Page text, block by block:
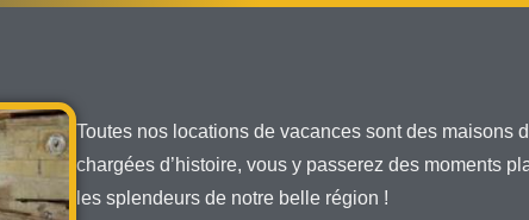
Toutes nos locations de vacances sont des maisons
chargées d’histoire, vous y passerez des moments
les splendeurs de notre belle région !